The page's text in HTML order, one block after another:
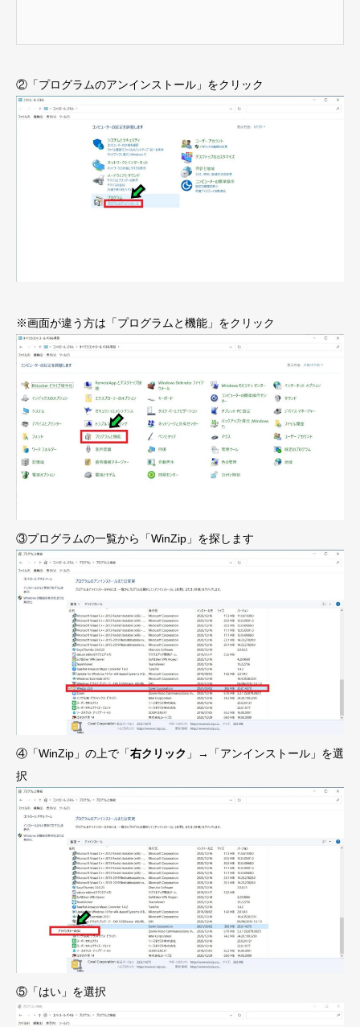
②「プログラムのアンインストール」をクリック
※画面が違う方は「プログラムと機能」をクリック
③プログラムの一覧から「WinZip」を探します
④「WinZip」の上で「右クリック 」→「アンインストール」を選
択
⑤「はい」を選択